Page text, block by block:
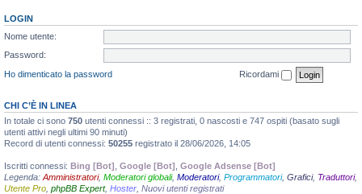
LOGIN
Nome utente:
Password:
Ho dimenticato la password
Ricordami
CHI C’È IN LINEA
In totale ci sono 750 utenti connessi :: 3 registrati, 0 nascosti e 747 ospiti (basato sugli
utenti attivi negli ultimi 90 minuti)
Record di utenti connessi: 50255 registrato il 28/06/2026, 14:05
Iscritti connessi: Bing [Bot] Google [Bot] Google Adsense [Bot]
Legenda: Amministratori, Moderatori globali, Moderatori, Programmatori, Grafici, Traduttori,
Utente Pro phpBB Expert, Hoster Nuovi utenti registrati